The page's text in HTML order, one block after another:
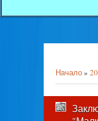
Начало»